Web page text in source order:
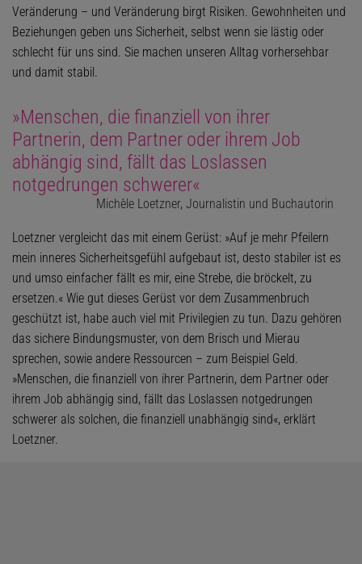
Veränderung – und Veränderung birgt Risiken. Gewohnheiten und
Beziehungen geben uns Sicherheit, selbst wenn sie lästig oder
schlecht für uns sind. Sie machen unseren Alltag vorhersehbar
und damit stabil.
»Menschen, die finanziell von ihrer
Partnerin, dem Partner oder ihrem Job
abhängig sind, fällt das Loslassen
notgedrungen schwerer«
Michèle Loetzner, Journalistin und Buchautorin
Loetzner vergleicht das mit einem Gerüst: »Auf je mehr Pfeilern
mein inneres Sicherheitsgefühl aufgebaut ist, desto stabiler ist es
und umso einfacher fällt es mir, eine Strebe, die bröckelt, zu
ersetzen.« Wie gut dieses Gerüst vor dem Zusammenbruch
geschützt ist, habe auch viel mit Privilegien zu tun. Dazu gehören
das sichere Bindungsmuster, von dem Brisch und Mierau
sprechen, sowie andere Ressourcen – zum Beispiel Geld.
»Menschen, die finanziell von ihrer Partnerin, dem Partner oder
ihrem Job abhängig sind, fällt das Loslassen notgedrungen
schwerer als solchen, die finanziell unabhängig sind«, erklärt
Loetzner.